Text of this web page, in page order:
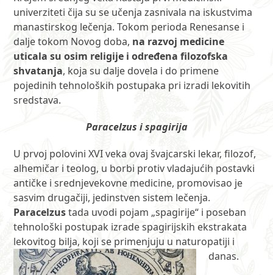
univerziteti čija su se učenja zasnivala na iskustvima
manastirskog lečenja. Tokom perioda Renesanse i
dalje tokom Novog doba, na razvoj medicine
uticala su osim religije i određena filozofska
shvatanja, koja su dalje dovela i do primene
pojedinih tehnoloških postupaka pri izradi lekovitih
sredstava.
Paracelzus i spagirija
U prvoj polovini XVI veka ovaj švajcarski lekar, filozof,
alhemičar i teolog, u borbi protiv vladajućih postavki
antičke i srednjevekovne medicine, promovisao je
sasvim drugačiji, jedinstven sistem lečenja.
Paracelzustada uvodi pojam „spagirije“ i poseban
tehnološki postupak izrade spagirijskih ekstrakata
lekovitog bilja, koji se primenjuju u naturopatiji i
danas.